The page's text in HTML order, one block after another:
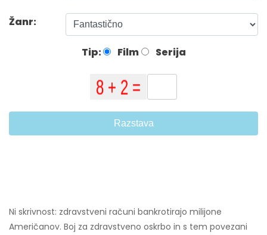
Žanr:
Tip: Film Serija
Razstava
Ni skrivnost: zdravstveni računi bankrotirajo milijone
Američanov. Boj za zdravstveno oskrbo in s tem povezani